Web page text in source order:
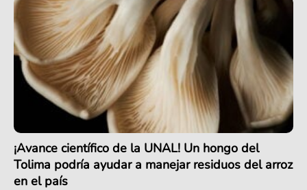
¡Avance científico de la UNAL! Un hongo del
Tolima podría ayudar a manejar residuos del arroz
en el país